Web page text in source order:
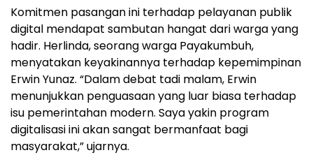
Komitmen pasangan ini terhadap pelayanan publik
digital mendapat sambutan hangat dari warga yang
hadir. Herlinda, seorang warga Payakumbuh,
menyatakan keyakinannya terhadap kepemimpinan
Erwin Yunaz. “Dalam debat tadi malam, Erwin
menunjukkan penguasaan yang luar biasa terhadap
isu pemerintahan modern. Saya yakin program
digitalisasi ini akan sangat bermanfaat bagi
masyarakat,” ujarnya.